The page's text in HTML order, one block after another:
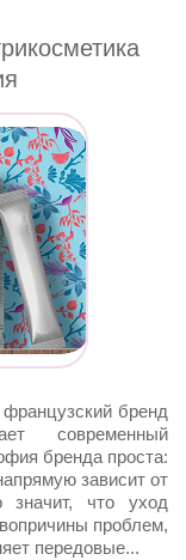
бренд
современный
бренда проста:
зависит от
значит, что уход
проблем,
передовые...